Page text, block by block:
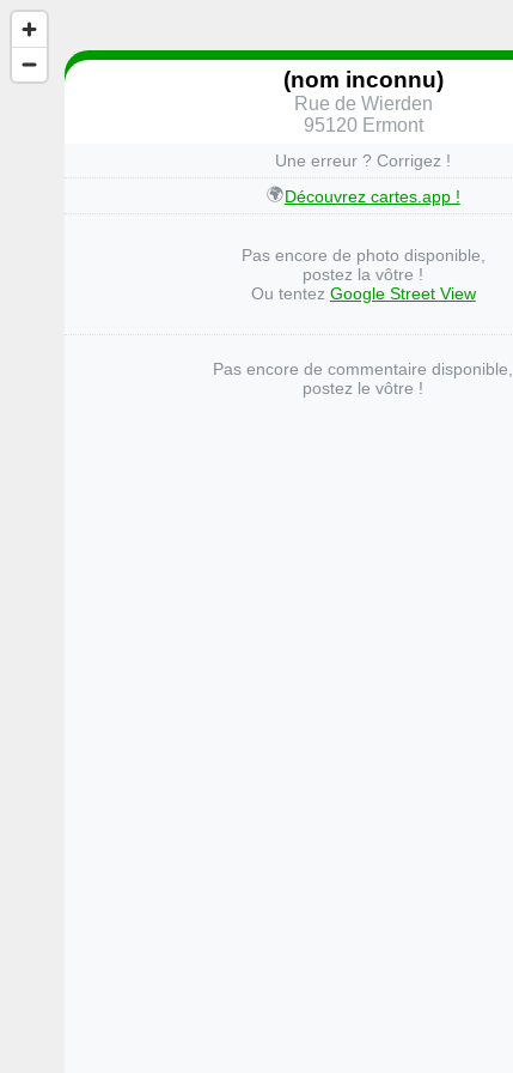
(nom inconnu)
Rue de Wierden
95120 Ermont
Une erreur ? Corrigez !
🌍Découvrez cartes.app !
Pas encore de photo disponible,
postez la vôtre !
Ou tentez Google Street View
Pas encore de commentaire disponible,
postez le vôtre !